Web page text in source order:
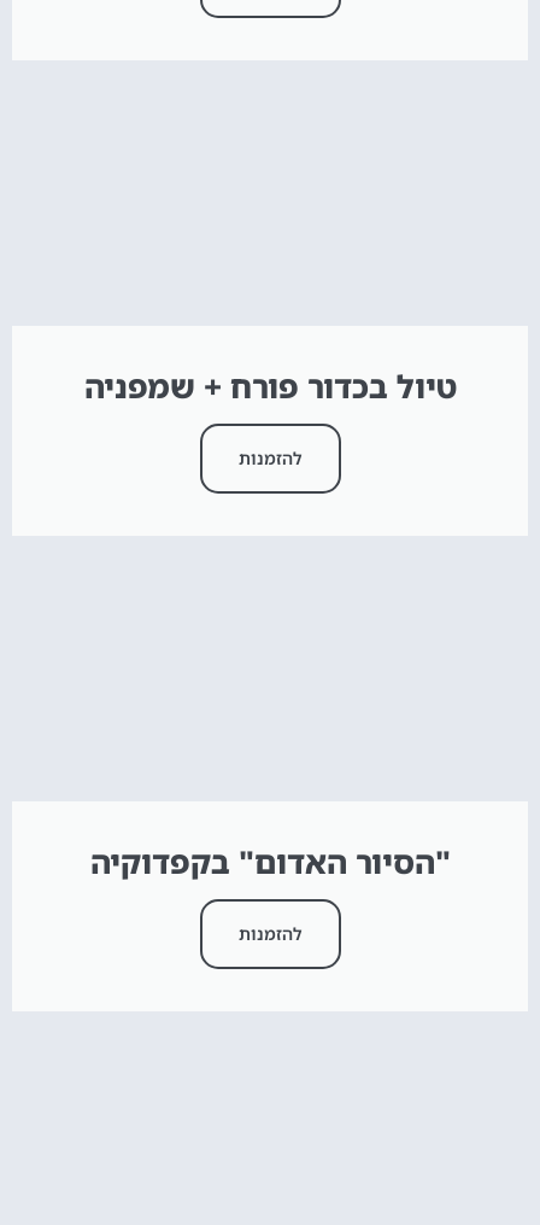
טיול בכדור פורח + שמפניה
להזמנות
"הסיור האדום" בקפדוקיה
להזמנות